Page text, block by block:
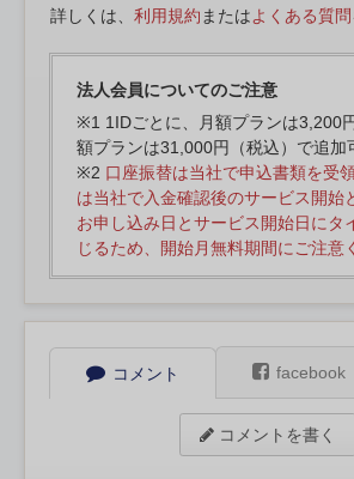
詳しくは、 利用規約 またはよくある質問
法人会員についてのご注意
※1 1IDごとに、月額プランは3,200
額プランは31,000円（税込）で追加
※2 口座振替は当社で申込書類を受
は当社で入金確認後のサービス開始
お申し込み日とサービス開始日にタ
じるため、開始月無料期間にご注意
コメント facebook
コメントを書く